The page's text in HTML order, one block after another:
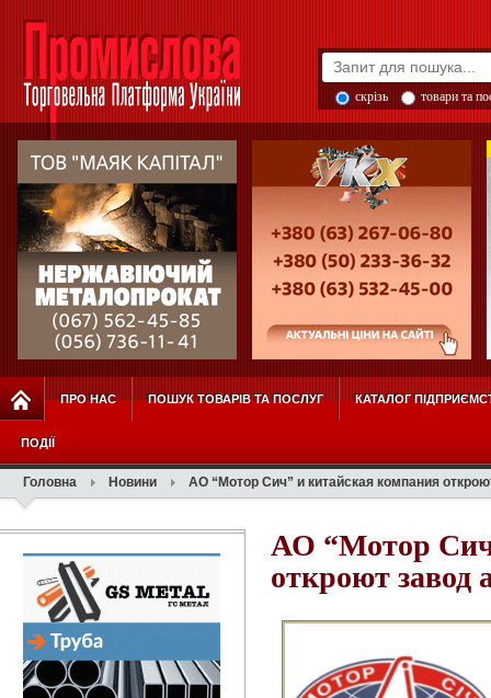
скрізь товари та
ПРО НАС ПОШУК ТОВАРІВ ТА ПОСЛУГ КАТАЛОГ
ПОДІЇ
Головна Новини АО “Мотор Сич” и китайская компания
АО “Мотор
откроют завод